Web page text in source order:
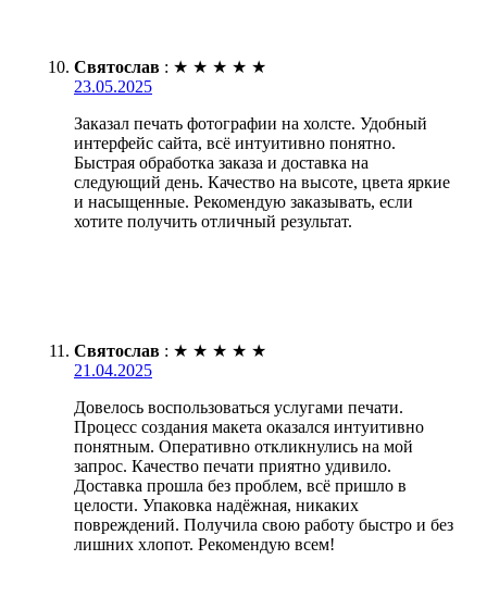
Святослав : ★ ★ ★ ★ ★
23.05.2025
Заказал печать фотографии на холсте. Удобный
интерфейс сайта, всё интуитивно понятно.
Быстрая обработка заказа и доставка на
следующий день. Качество на высоте, цвета яркие
и насыщенные. Рекомендую заказывать, если
хотите получить отличный результат.
Святослав : ★ ★ ★ ★ ★
21.04.2025
Довелось воспользоваться услугами печати.
Процесс создания макета оказался интуитивно
понятным. Оперативно откликнулись на мой
запрос. Качество печати приятно удивило.
Доставка прошла без проблем, всё пришло в
целости. Упаковка надёжная, никаких
повреждений. Получила свою работу быстро и без
лишних хлопот. Рекомендую всем!